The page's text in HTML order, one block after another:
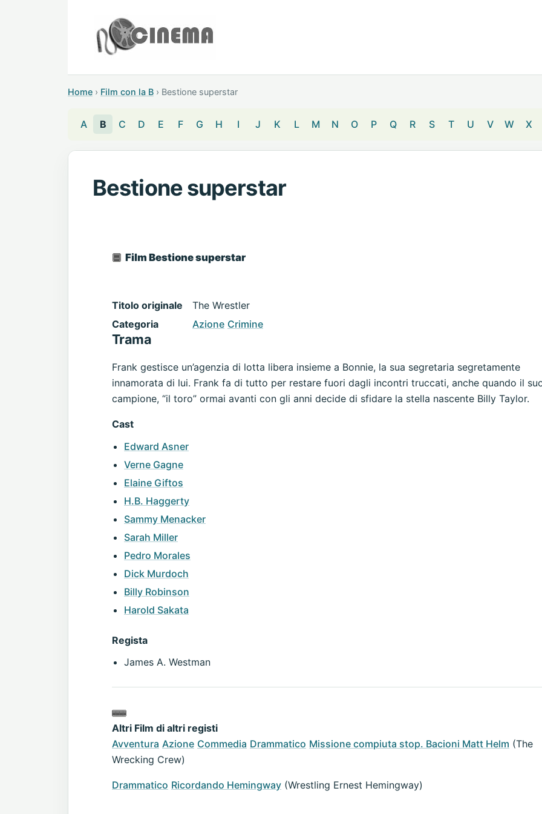
Home › Film con la B › Bestione superstar
A B C D E F G H I J K L M N O P Q R S T U V W X
Bestione superstar
Film Bestione superstar
Titolo originale
The Wrestler
Categoria
Azione Crimine
Trama
Frank gestisce un’agenzia di lotta libera insieme a Bonnie, la sua segretaria segretamente
innamorata di lui. Frank fa di tutto per restare fuori dagli incontri truccati, anche quando il
campione, “il toro” ormai avanti con gli anni decide di sfidare la stella nascente Billy Taylor.
Cast
Edward Asner
Verne Gagne
Elaine Giftos
H.B. Haggerty
Sammy Menacker
Sarah Miller
Pedro Morales
Dick Murdoch
Billy Robinson
Harold Sakata
Regista
James A. Westman
Altri Film di altri registi
Avventura Azione Commedia Drammatico Missione compiuta stop. Bacioni Matt Helm (The
Wrecking Crew)
Drammatico Ricordando Hemingway (Wrestling Ernest Hemingway)